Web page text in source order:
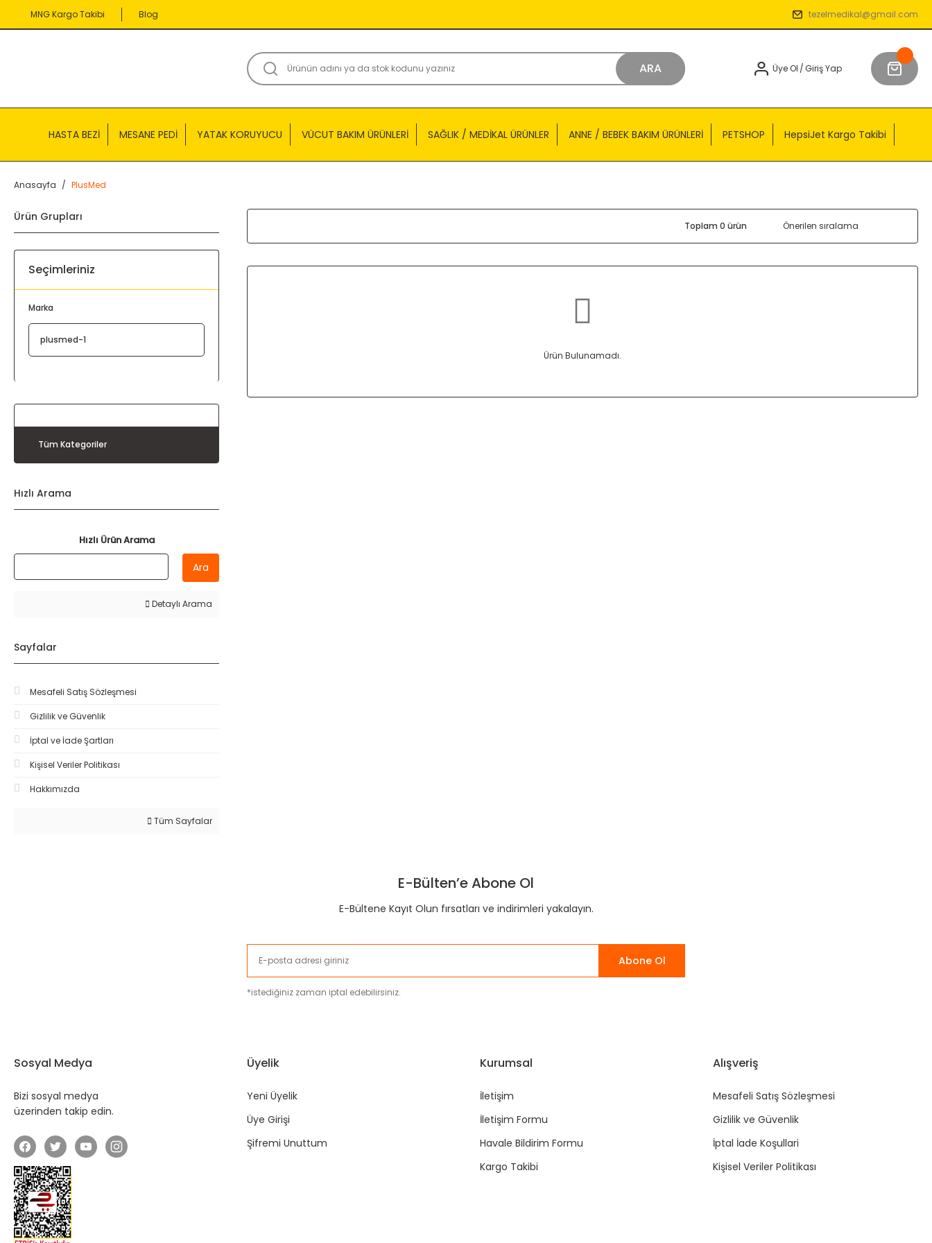
MNG Kargo Takibi Blog tezelmedikal@gmail.com
ARA Üye Ol /Giriş Yap
HASTA BEZİ MESANE PEDİ YATAK KORUYUCU VÜCUT BAKIM ÜRÜNLERİ SAĞLIK / MEDİKAL ÜRÜNLER ANNE / BEBEK BAKIM ÜRÜNLERİ PETSHOP HepsiJet Kargo Takibi
Anasayfa PlusMed
Ürün Grupları
Seçimleriniz
Marka
plusmed-1
Tüm Kategoriler
Hızlı Arama
Hızlı Ürün Arama
Ara
Detaylı Arama
Sayfalar
Mesafeli Satış Sözleşmesi
Gizlilik ve Güvenlik
İptal ve İade Şartları
Kişisel Veriler Politikası
Hakkımızda
Tüm Sayfalar
Toplam 0 ürün
Ürün Bulunamadı.
E-Bülten’e Abone Ol
E-Bültene Kayıt Olun fırsatları ve indirimleri yakalayın.
Abone Ol
*istediğiniz zaman iptal edebilirsiniz.
Sosyal Medya
Bizi sosyal medya
üzerinden takip edin.
Üyelik
Yeni Üyelik
Üye Girişi
Şifremi Unuttum
Kurumsal
İletişim
İletişim Formu
Havale Bildirim Formu
Kargo Takibi
Alışveriş
Mesafeli Satış Sözleşmesi
Gizlilik ve Güvenlik
İptal İade Koşullari
Kişisel Veriler Politikası